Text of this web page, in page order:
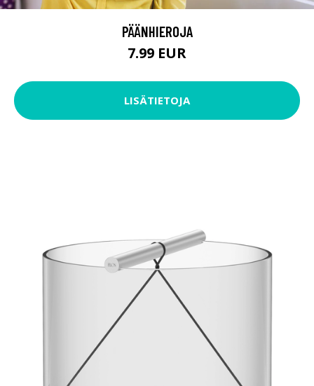
PÄÄNHIEROJA
7.99 EUR
LISÄTIETOJA